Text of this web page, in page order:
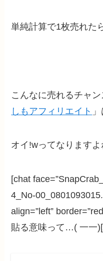
単純計算で1枚売れた
こんなに売れるチャ
しもアフィリエイト
オイ!wってなりますよ
[chat
4_No-
align=”left”
貼る意味って…( 一一